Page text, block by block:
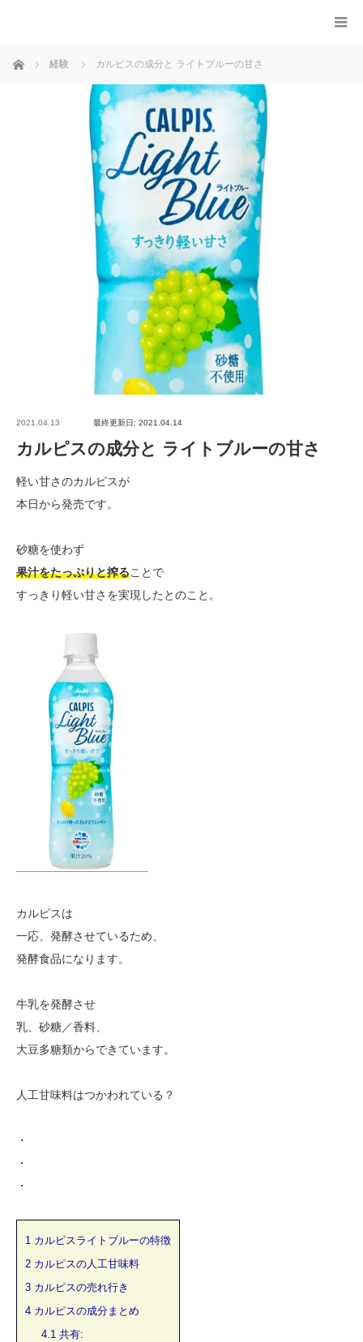
ホーム 経験 カルピスの成分と ライトブルーの甘さ
2021.04.13 最終更新日: 2021.04.14
カルピスの成分と ライトブルーの甘さ
軽い甘さのカルピスが
本日から発売です。
砂糖を使わず
果汁をたっぷりと搾ることで
すっきり軽い甘さを実現したとのこと。
カルピスは
一応、発酵させているため、
発酵食品になります。
牛乳を発酵させ
乳、砂糖／香料、
大豆多糖類からできています。
人工甘味料はつかわれている？
・
・
・
1 カルピスライトブルーの特徴
2 カルピスの人工甘味料
3 カルピスの売れ行き
4 カルピスの成分まとめ
4.1共有: